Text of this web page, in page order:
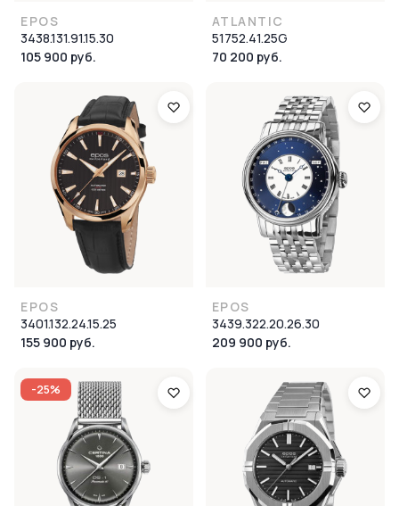
EPOS
3438.131.91.15.30
105 900 руб.
ATLANTIC
51752.41.25G
70 200 руб.
EPOS
3401.132.24.15.25
155 900 руб.
EPOS
3439.322.20.26.30
209 900 руб.
-25%